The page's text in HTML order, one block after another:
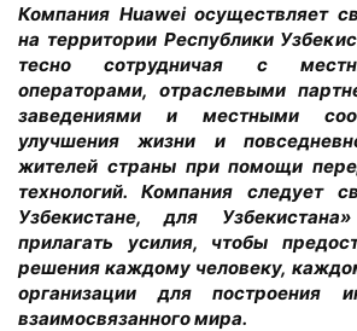
Компания Huaweiосуществляет
на территории Республики
тесно сотрудничая с
операторами, отраслевыми
заведениями и местными
улучшения жизни и
жителей страны при помощи
технологий. Компания следует
Узбекистане, для
прилагать усилия, чтобы
решения каждому человеку,
организации для построения
взаимосвязанного мира.